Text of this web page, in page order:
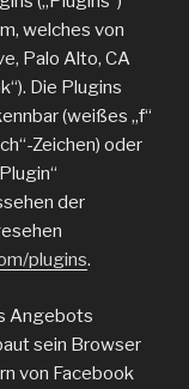
welches von
Palo Alto, CA
Die Plugins
(weißes „f“
Zeichen) oder
der
plugins.
Angebots
sein Browser
von Facebook